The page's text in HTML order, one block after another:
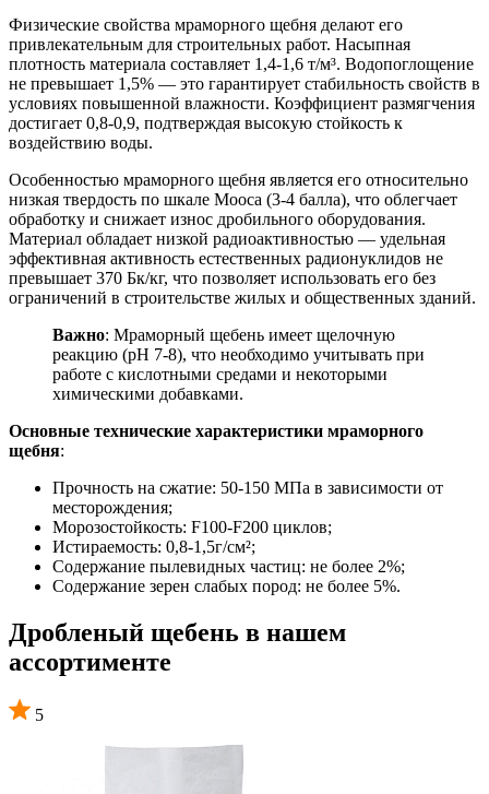
Физические свойства мраморного щебня делают его
привлекательным для строительных работ. Насыпная
плотность материала составляет 1,4-1,6 т/м³. Водопоглощение
не превышает 1,5% — это гарантирует стабильность свойств в
условиях повышенной влажности. Коэффициент размягчения
достигает 0,8-0,9, подтверждая высокую стойкость к
воздействию воды.
Особенностью мраморного щебня является его относительно
низкая твердость по шкале Мооса (3-4 балла), что облегчает
обработку и снижает износ дробильного оборудования.
Материал обладает низкой радиоактивностью — удельная
эффективная активность естественных радионуклидов не
превышает 370 Бк/кг, что позволяет использовать его без
ограничений в строительстве жилых и общественных зданий.
Важно: Мраморный щебень имеет щелочную
реакцию (pH 7-8), что необходимо учитывать при
работе с кислотными средами и некоторыми
химическими добавками.
Основные технические характеристики мраморного
щебня:
Прочность на сжатие: 50-150 МПа в зависимости от
месторождения;
Морозостойкость: F100-F200 циклов;
Истираемость: 0,8-1,5г/см²;
Содержание пылевидных частиц: не более 2%;
Содержание зерен слабых пород: не более 5%.
Дробленый щебень в нашем
ассортименте
5